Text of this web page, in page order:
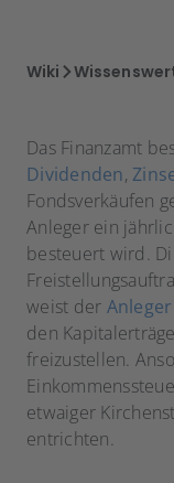
Wiki
Das Finanzamt
Dividenden,
Fondsverkäufen
Anleger ein
besteuert wird.
weist der Anleger
den
freizustellen.
etwaiger
entrichten.